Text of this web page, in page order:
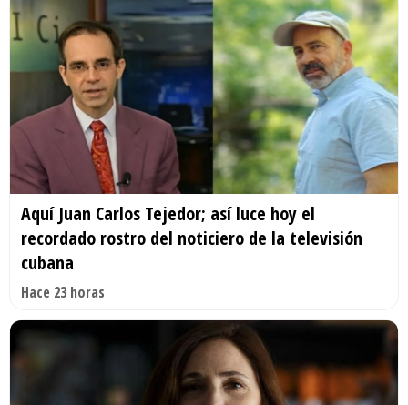
Aquí Juan Carlos Tejedor; así luce hoy el
recordado rostro del noticiero de la televisión
cubana
Hace 23 horas